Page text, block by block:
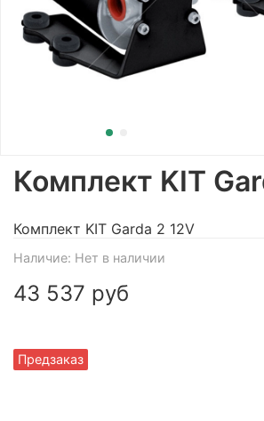
Наличие: Нет в наличии
Предзаказ
Комплект KIT
43 537 руб
Комплект KIT Garda 2 12V